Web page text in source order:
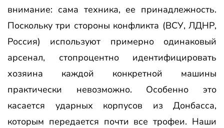
внимание: сама техника, ее принадлежность.
Поскольку три стороны конфликта (ВСУ, ЛДНР,
Россия) используют примерно одинаковый
арсенал, стопроцентно идентифицировать
хозяина каждой конкретной машины
практически невозможно. Особенно это
касается ударных корпусов из Донбасса,
которым передается почти все трофеи. Наши